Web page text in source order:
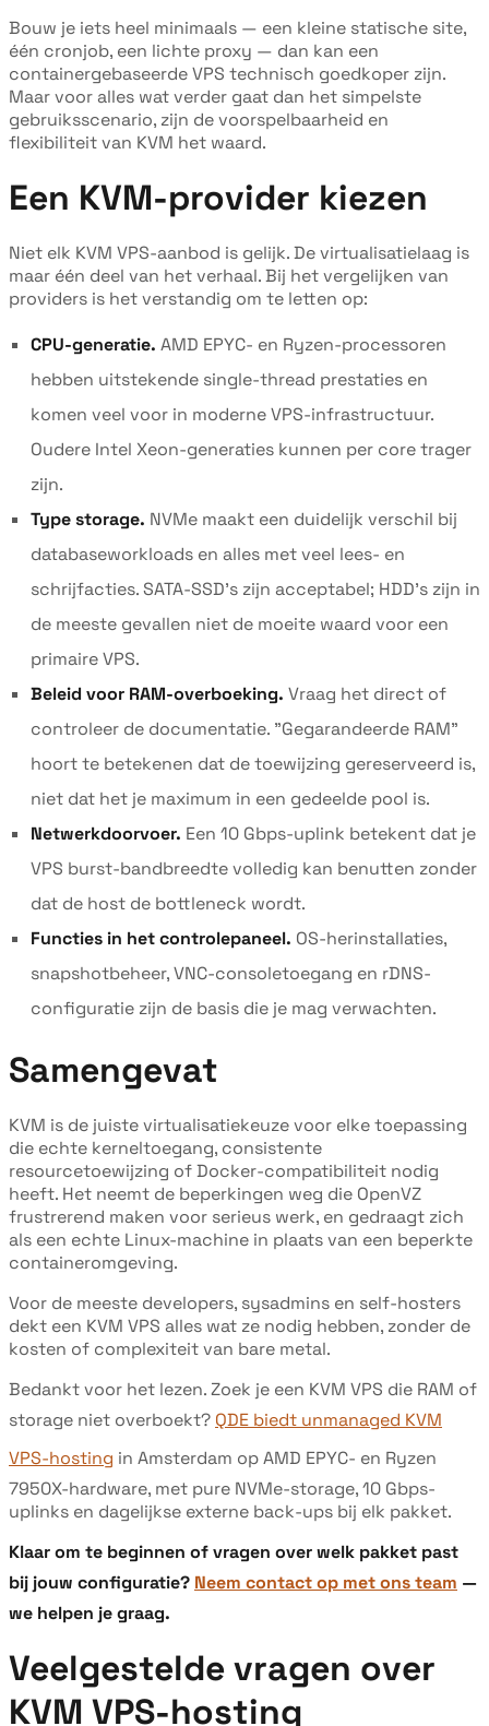
Bouw je iets heel minimaals — een kleine statische site,
één cronjob, een lichte proxy — dan kan een
containergebaseerde VPS technisch goedkoper zijn.
Maar voor alles wat verder gaat dan het simpelste
gebruiksscenario, zijn de voorspelbaarheid en
flexibiliteit van KVM het waard.
Een KVM-provider kiezen
Niet elk KVM VPS-aanbod is gelijk. De virtualisatielaag is
maar één deel van het verhaal. Bij het vergelijken van
providers is het verstandig om te letten op:
CPU-generatie. AMD EPYC- en Ryzen-processoren
hebben uitstekende single-thread prestaties en
komen veel voor in moderne VPS-infrastructuur.
Oudere Intel Xeon-generaties kunnen per core trager
zijn.
Type storage. NVMe maakt een duidelijk verschil bij
databaseworkloads en alles met veel lees- en
schrijfacties. SATA-SSD's zijn acceptabel; HDD's zijn in
de meeste gevallen niet de moeite waard voor een
primaire VPS.
Beleid voor RAM-overboeking. Vraag het direct of
controleer de documentatie. "Gegarandeerde RAM"
hoort te betekenen dat de toewijzing gereserveerd is,
niet dat het je maximum in een gedeelde pool is.
Netwerkdoorvoer. Een 10 Gbps-uplink betekent dat je
VPS burst-bandbreedte volledig kan benutten zonder
dat de host de bottleneck wordt.
Functies in het controlepaneel. OS-herinstallaties,
snapshotbeheer, VNC-consoletoegang en rDNS-
configuratie zijn de basis die je mag verwachten.
Samengevat
KVM is de juiste virtualisatiekeuze voor elke toepassing
die echte kerneltoegang, consistente
resourcetoewijzing of Docker-compatibiliteit nodig
heeft. Het neemt de beperkingen weg die OpenVZ
frustrerend maken voor serieus werk, en gedraagt zich
als een echte Linux-machine in plaats van een beperkte
containeromgeving.
Voor de meeste developers, sysadmins en self-hosters
dekt een KVM VPS alles wat ze nodig hebben, zonder de
kosten of complexiteit van bare metal.
Bedankt voor het lezen. Zoek je een KVM VPS die RAM of
storage niet overboekt? QDE biedt unmanaged KVM
VPS-hosting in Amsterdam op AMD EPYC- en Ryzen
7950X-hardware, met pure NVMe-storage, 10 Gbps-
uplinks en dagelijkse externe back-ups bij elk pakket.
Klaar om te beginnen of vragen over welk pakket past
bij jouw configuratie? Neem contact op met ons team —
we helpen je graag.
Veelgestelde vragen over
KVM VPS-hosting